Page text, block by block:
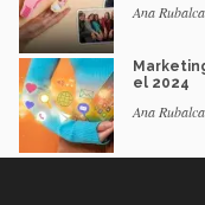
Ana
el 2024
Ana